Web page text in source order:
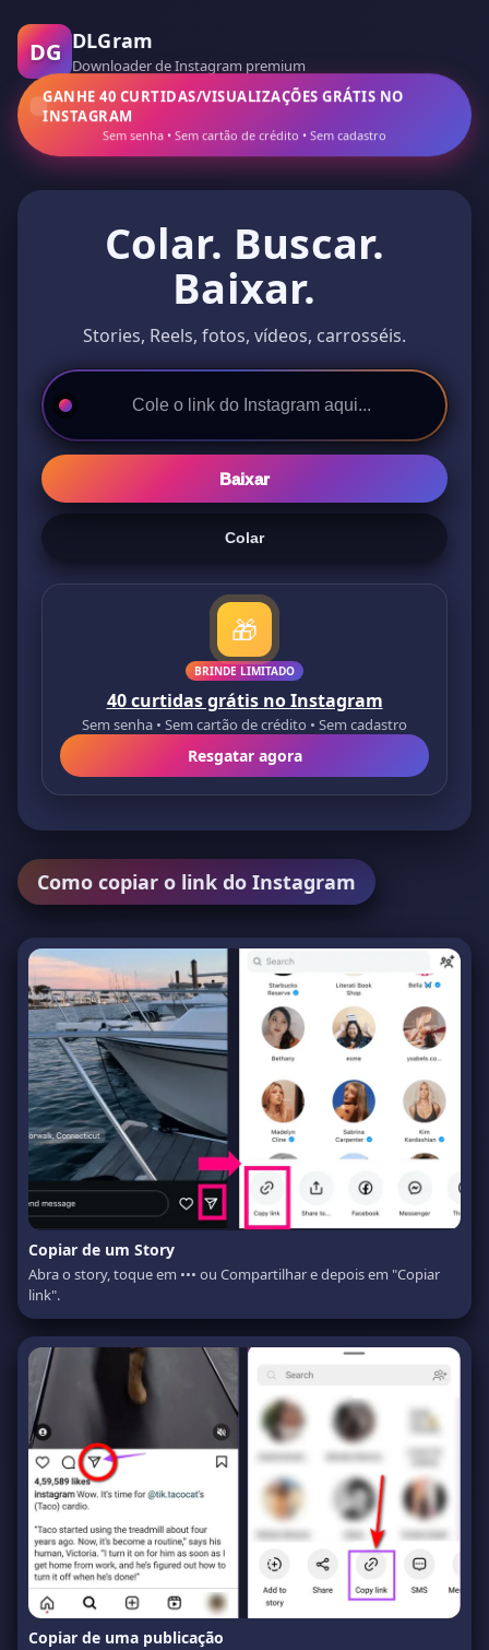
DG DLGram
Downloader de Instagram premium
GANHE 40 CURTIDAS/VISUALIZAÇÕES GRÁTIS NO
INSTAGRAM
Sem senha • Sem cartão de crédito • Sem cadastro
Colar. Buscar.
Baixar.
Stories, Reels, fotos, vídeos, carrosséis.
Baixar
Colar
🎁
BRINDE LIMITADO
40 curtidas grátis no Instagram
Sem senha • Sem cartão de crédito • Sem cadastro
Resgatar agora
Como copiar o link do Instagram
Copiar de um Story
Abra o story, toque em ••• ou Compartilhar e depois em "Copiar
link".
Copiar de uma publicação